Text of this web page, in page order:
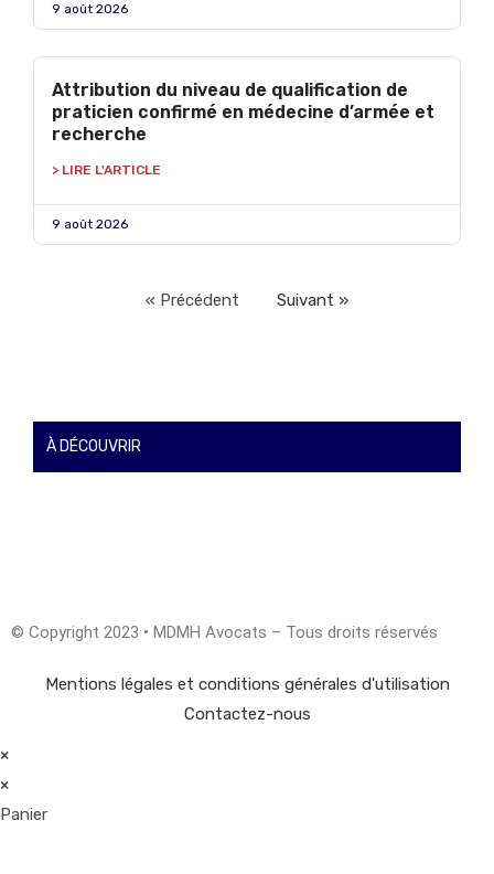
9 août 2026
Attribution du niveau de qualification de
praticien confirmé en médecine d’armée et
recherche
> LIRE L'ARTICLE
9 août 2026
« Précédent Suivant »
À DÉCOUVRIR
© Copyright 2023 • MDMH Avocats – Tous droits réservés
Mentions légales et conditions générales d'utilisation
Contactez-nous
×
×
Panier